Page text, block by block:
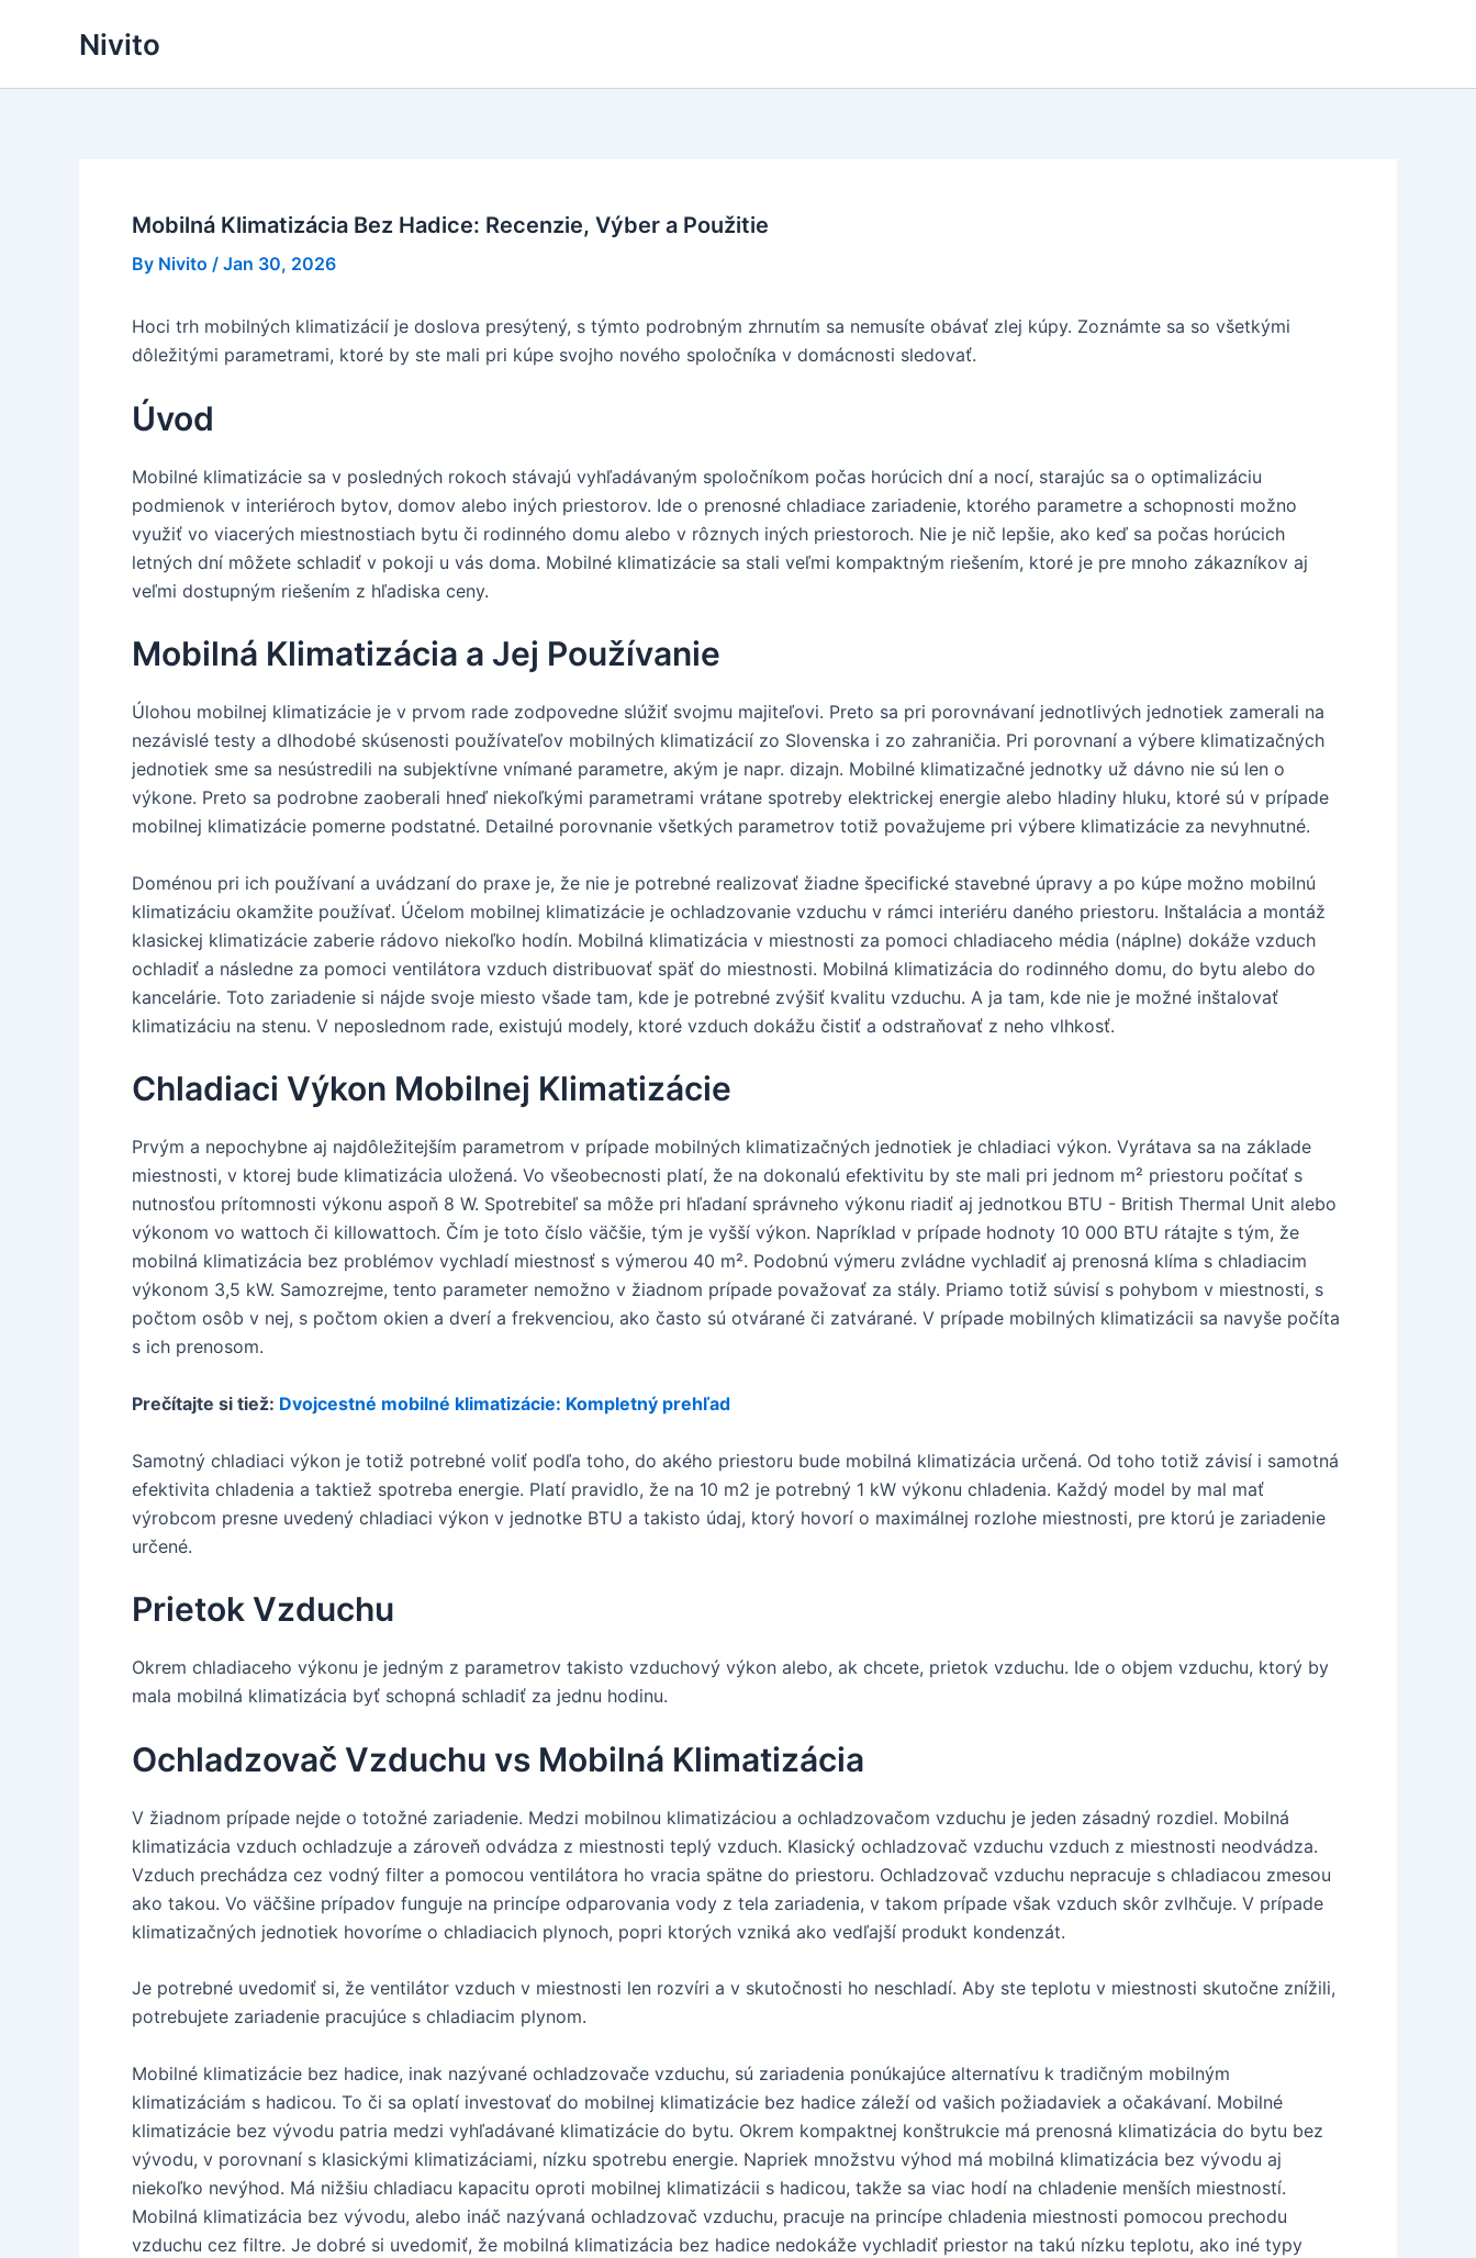
Nivito
Mobilná Klimatizácia Bez Hadice: Recenzie, Výber a Použitie
By Nivito / Jan 30, 2026
Hoci trh mobilných klimatizácií je doslova presýtený, s týmto podrobným zhrnutím sa nemusíte obávať zlej kúpy. Zoznámte sa so všetkými
dôležitými parametrami, ktoré by ste mali pri kúpe svojho nového spoločníka v domácnosti sledovať.
Úvod
Mobilné klimatizácie sa v posledných rokoch stávajú vyhľadávaným spoločníkom počas horúcich dní a nocí, starajúc sa o optimalizáciu
podmienok v interiéroch bytov, domov alebo iných priestorov. Ide o prenosné chladiace zariadenie, ktorého parametre a schopnosti možno
využiť vo viacerých miestnostiach bytu či rodinného domu alebo v rôznych iných priestoroch. Nie je nič lepšie, ako keď sa počas horúcich
letných dní môžete schladiť v pokoji u vás doma. Mobilné klimatizácie sa stali veľmi kompaktným riešením, ktoré je pre mnoho zákazníkov aj
veľmi dostupným riešením z hľadiska ceny.
Mobilná Klimatizácia a Jej Používanie
Úlohou mobilnej klimatizácie je v prvom rade zodpovedne slúžiť svojmu majiteľovi. Preto sa pri porovnávaní jednotlivých jednotiek zamerali na
nezávislé testy a dlhodobé skúsenosti používateľov mobilných klimatizácií zo Slovenska i zo zahraničia. Pri porovnaní a výbere klimatizačných
jednotiek sme sa nesústredili na subjektívne vnímané parametre, akým je napr. dizajn. Mobilné klimatizačné jednotky už dávno nie sú len o
výkone. Preto sa podrobne zaoberali hneď niekoľkými parametrami vrátane spotreby elektrickej energie alebo hladiny hluku, ktoré sú v prípade
mobilnej klimatizácie pomerne podstatné. Detailné porovnanie všetkých parametrov totiž považujeme pri výbere klimatizácie za nevyhnutné.
Doménou pri ich používaní a uvádzaní do praxe je, že nie je potrebné realizovať žiadne špecifické stavebné úpravy a po kúpe možno mobilnú
klimatizáciu okamžite používať. Účelom mobilnej klimatizácie je ochladzovanie vzduchu v rámci interiéru daného priestoru. Inštalácia a montáž
klasickej klimatizácie zaberie rádovo niekoľko hodín. Mobilná klimatizácia v miestnosti za pomoci chladiaceho média (náplne) dokáže vzduch
ochladiť a následne za pomoci ventilátora vzduch distribuovať späť do miestnosti. Mobilná klimatizácia do rodinného domu, do bytu alebo do
kancelárie. Toto zariadenie si nájde svoje miesto všade tam, kde je potrebné zvýšiť kvalitu vzduchu. A ja tam, kde nie je možné inštalovať
klimatizáciu na stenu. V neposlednom rade, existujú modely, ktoré vzduch dokážu čistiť a odstraňovať z neho vlhkosť.
Chladiaci Výkon Mobilnej Klimatizácie
Prvým a nepochybne aj najdôležitejším parametrom v prípade mobilných klimatizačných jednotiek je chladiaci výkon. Vyrátava sa na základe
miestnosti, v ktorej bude klimatizácia uložená. Vo všeobecnosti platí, že na dokonalú efektivitu by ste mali pri jednom m² priestoru počítať s
nutnosťou prítomnosti výkonu aspoň 8 W. Spotrebiteľ sa môže pri hľadaní správneho výkonu riadiť aj jednotkou BTU - British Thermal Unit alebo
výkonom vo wattoch či killowattoch. Čím je toto číslo väčšie, tým je vyšší výkon. Napríklad v prípade hodnoty 10 000 BTU rátajte s tým, že
mobilná klimatizácia bez problémov vychladí miestnosť s výmerou 40 m². Podobnú výmeru zvládne vychladiť aj prenosná klíma s chladiacim
výkonom 3,5 kW. Samozrejme, tento parameter nemožno v žiadnom prípade považovať za stály. Priamo totiž súvisí s pohybom v miestnosti, s
počtom osôb v nej, s počtom okien a dverí a frekvenciou, ako často sú otvárané či zatvárané. V prípade mobilných klimatizácii sa navyše počíta
s ich prenosom.
Prečítajte si tiež: Dvojcestné mobilné klimatizácie: Kompletný prehľad
Samotný chladiaci výkon je totiž potrebné voliť podľa toho, do akého priestoru bude mobilná klimatizácia určená. Od toho totiž závisí i samotná
efektivita chladenia a taktiež spotreba energie. Platí pravidlo, že na 10 m2 je potrebný 1 kW výkonu chladenia. Každý model by mal mať
výrobcom presne uvedený chladiaci výkon v jednotke BTU a takisto údaj, ktorý hovorí o maximálnej rozlohe miestnosti, pre ktorú je zariadenie
určené.
Prietok Vzduchu
Okrem chladiaceho výkonu je jedným z parametrov takisto vzduchový výkon alebo, ak chcete, prietok vzduchu. Ide o objem vzduchu, ktorý by
mala mobilná klimatizácia byť schopná schladiť za jednu hodinu.
Ochladzovač Vzduchu vs Mobilná Klimatizácia
V žiadnom prípade nejde o totožné zariadenie. Medzi mobilnou klimatizáciou a ochladzovačom vzduchu je jeden zásadný rozdiel. Mobilná
klimatizácia vzduch ochladzuje a zároveň odvádza z miestnosti teplý vzduch. Klasický ochladzovač vzduchu vzduch z miestnosti neodvádza.
Vzduch prechádza cez vodný filter a pomocou ventilátora ho vracia spätne do priestoru. Ochladzovač vzduchu nepracuje s chladiacou zmesou
ako takou. Vo väčšine prípadov funguje na princípe odparovania vody z tela zariadenia, v takom prípade však vzduch skôr zvlhčuje. V prípade
klimatizačných jednotiek hovoríme o chladiacich plynoch, popri ktorých vzniká ako vedľajší produkt kondenzát.
Je potrebné uvedomiť si, že ventilátor vzduch v miestnosti len rozvíri a v skutočnosti ho neschladí. Aby ste teplotu v miestnosti skutočne znížili,
potrebujete zariadenie pracujúce s chladiacim plynom.
Mobilné klimatizácie bez hadice, inak nazývané ochladzovače vzduchu, sú zariadenia ponúkajúce alternatívu k tradičným mobilným
klimatizáciám s hadicou. To či sa oplatí investovať do mobilnej klimatizácie bez hadice záleží od vašich požiadaviek a očakávaní. Mobilné
klimatizácie bez vývodu patria medzi vyhľadávané klimatizácie do bytu. Okrem kompaktnej konštrukcie má prenosná klimatizácia do bytu bez
vývodu, v porovnaní s klasickými klimatizáciami, nízku spotrebu energie. Napriek množstvu výhod má mobilná klimatizácia bez vývodu aj
niekoľko nevýhod. Má nižšiu chladiacu kapacitu oproti mobilnej klimatizácii s hadicou, takže sa viac hodí na chladenie menších miestností.
Mobilná klimatizácia bez vývodu, alebo ináč nazývaná ochladzovač vzduchu, pracuje na princípe chladenia miestnosti pomocou prechodu
vzduchu cez filtre. Je dobré si uvedomiť, že mobilná klimatizácia bez hadice nedokáže vychladiť priestor na takú nízku teplotu, ako iné typy